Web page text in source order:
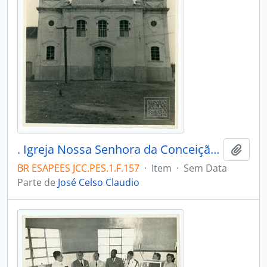
. Igreja Nossa Senhora da Conceição. Serra
BR ESAPEES JCC.PES.1.F.157 · Item · Sem Data
Parte de José Celso Claudio